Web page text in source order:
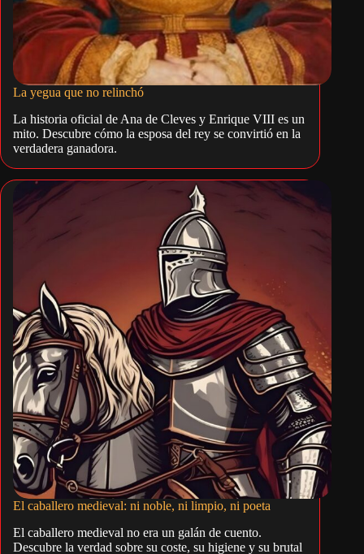
La yegua que no relinchó
La historia oficial de Ana de Cleves y Enrique VIII es un
mito. Descubre cómo la esposa del rey se convirtió en la
verdadera ganadora.
El caballero medieval: ni noble, ni limpio, ni poeta
El caballero medieval no era un galán de cuento.
Descubre la verdad sobre su coste, su higiene y su brutal